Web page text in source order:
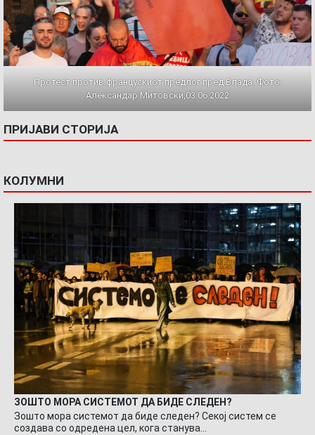
Протест против францускиот предлог пред Влада. Фото:
Александар Митовски,03.06.2022
ПРИЈАВИ СТОРИЈА
КОЛУМНИ
ЗОШТО МОРА СИСТЕМОТ ДА БИДЕ СЛЕДЕН?
Зошто мора системот да биде следен? Секој систем се
создава со одредена цел, кога станува…